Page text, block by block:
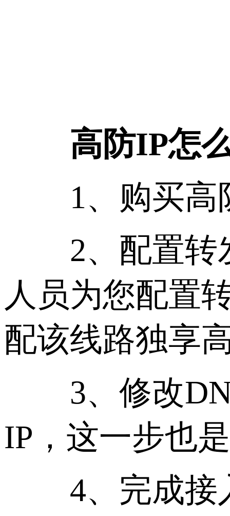
高防IP怎
1、购买高防
2、配置转发
人员为您配置
配该线路独享
3、修改DNS
IP，这一步也
4、完成接入